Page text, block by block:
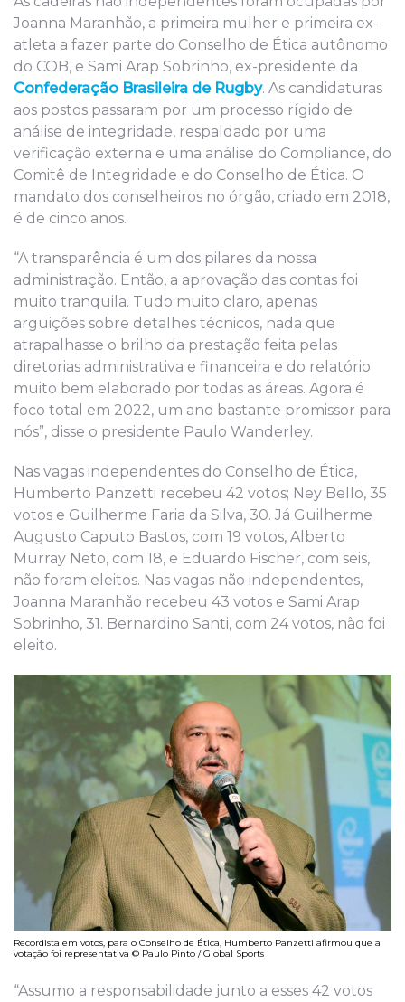
Joanna Maranhão, a primeira mulher e primeira ex-
atleta a fazer parte do Conselho de Ética autônomo
do COB, e Sami Arap Sobrinho, ex-presidente da
Confederação Brasileira de Rugby. As candidaturas
aos postos passaram por um processo rígido de
análise de integridade, respaldado por uma
verificação externa e uma análise do Compliance, do
Comitê de Integridade e do Conselho de Ética. O
mandato dos conselheiros no órgão, criado em 2018,
é de cinco anos.
“A transparência é um dos pilares da nossa
administração. Então, a aprovação das contas foi
muito tranquila. Tudo muito claro, apenas
arguições sobre detalhes técnicos, nada que
atrapalhasse o brilho da prestação feita pelas
diretorias administrativa e financeira e do relatório
muito bem elaborado por todas as áreas. Agora é
foco total em 2022, um ano bastante promissor para
nós”, disse o presidente Paulo Wanderley.
Nas vagas independentes do Conselho de Ética,
Humberto Panzetti recebeu 42 votos; Ney Bello, 35
votos e Guilherme Faria da Silva, 30. Já Guilherme
Augusto Caputo Bastos, com 19 votos, Alberto
Murray Neto, com 18, e Eduardo Fischer, com seis,
não foram eleitos. Nas vagas não independentes,
Joanna Maranhão recebeu 43 votos e Sami Arap
Sobrinho, 31. Bernardino Santi, com 24 votos, não foi
eleito.
Recordista em votos, para o Conselho de Ética, Humberto Panzetti afirmou que a
votação foi representativa © Paulo Pinto / Global Sports
“Assumo a responsabilidade junto a esses 42 votos